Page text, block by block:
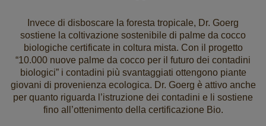
Invece di disboscare la foresta tropicale, Dr. Goerg
sostiene la coltivazione sostenibile di palme da cocco
biologiche certificate in coltura mista. Con il progetto
“10.000 nuove palme da cocco per il futuro dei contadini
biologici” i contadini più svantaggiati ottengono piante
giovani di provenienza ecologica. Dr. Goerg è attivo anche
per quanto riguarda l’istruzione dei contadini e li sostiene
fino all’ottenimento della certificazione Bio.